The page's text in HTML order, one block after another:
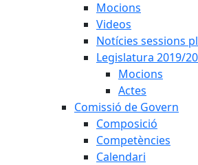
Mocions
Videos
Notícies sessions
Legislatura 2019/
Mocions
Actes
Comissió de Govern
Composició
Competències
Calendari